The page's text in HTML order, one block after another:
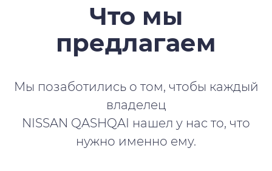
Что мы
предлагаем
Мы позаботились о том, чтобы каждый
владелец
NISSAN QASHQAI нашел у нас то, что
нужно именно ему.